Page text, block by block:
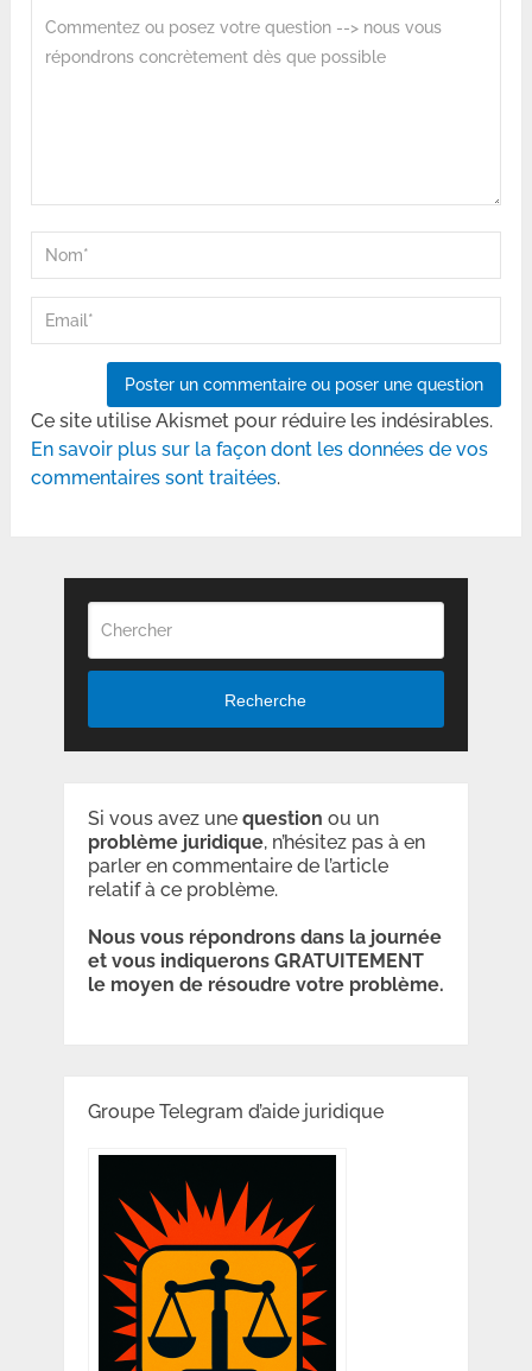
Ce site utilise Akismet pour réduire les indésirables.
En savoir plus sur la façon dont les données de vos
commentaires sont traitées.
Recherche
Si vous avez une question ou un
problème juridique, n’hésitez pas à en
parler en commentaire de l’article
relatif à ce problème.
Nous vous répondrons dans la journée
et vous indiquerons GRATUITEMENT
le moyen de résoudre votre problème.
Groupe Telegram d’aide juridique